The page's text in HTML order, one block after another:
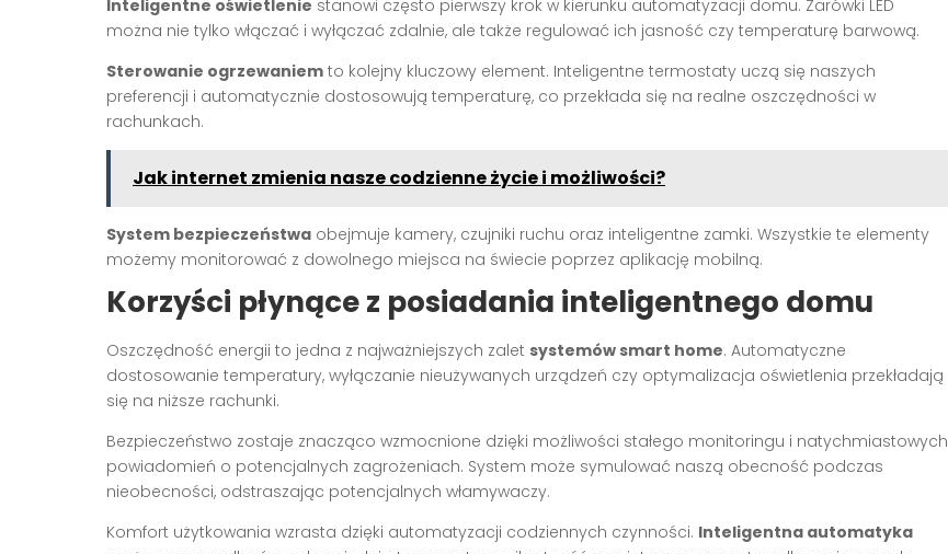
Inteligentne oświetlenie stanowi często pierwszy krok w kierunku automatyzacji domu. Żarówki LED
można nie tylko włączać i wyłączać zdalnie, ale także regulować ich jasność czy temperaturę barwową.
Sterowanie ogrzewaniem to kolejny kluczowy element. Inteligentne termostaty uczą się naszych
preferencji i automatycznie dostosowują temperaturę, co przekłada się na realne oszczędności w
rachunkach.
Jak internet zmienia nasze codzienne życie i możliwości?
System bezpieczeństwa obejmuje kamery, czujniki ruchu oraz inteligentne zamki. Wszystkie te elementy
możemy monitorować z dowolnego miejsca na świecie poprzez aplikację mobilną.
Korzyści płynące z posiadania inteligentnego domu
Oszczędność energii to jedna z najważniejszych zalet systemów smart home. Automatyczne
dostosowanie temperatury, wyłączanie nieużywanych urządzeń czy optymalizacja oświetlenia przekładają
się na niższe rachunki.
Bezpieczeństwo zostaje znacząco wzmocnione dzięki możliwości stałego monitoringu i natychmiastowych
powiadomień o potencjalnych zagrożeniach. System może symulować naszą obecność podczas
nieobecności, odstraszając potencjalnych włamywaczy.
Komfort użytkowania wzrasta dzięki automatyzacji codziennych czynności. Inteligentna automatyka